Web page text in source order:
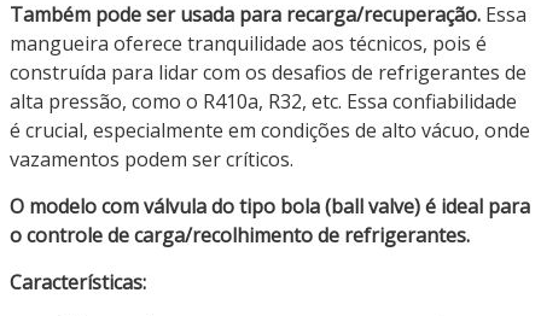
Também pode ser usada para recarga/recuperação. Essa
mangueira oferece tranquilidade aos técnicos, pois é
construída para lidar com os desafios de refrigerantes de
alta pressão, como o R410a, R32, etc. Essa confiabilidade
é crucial, especialmente em condições de alto vácuo, onde
vazamentos podem ser críticos.
O modelo com válvula do tipo bola (ball valve) é ideal para
o controle de carga/recolhimento de refrigerantes.
Características: